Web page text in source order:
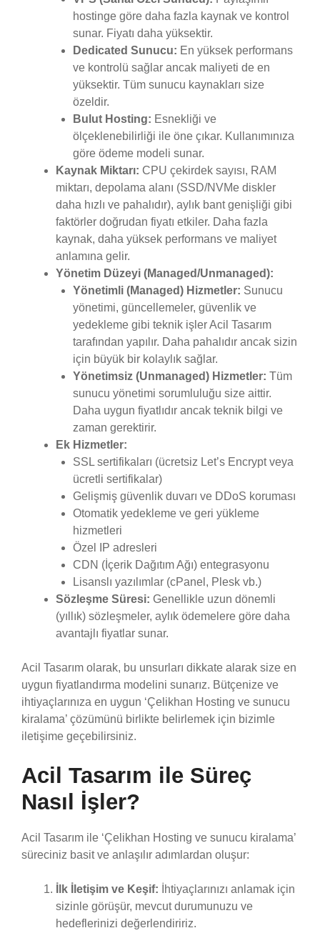
hostinge göre daha fazla kaynak ve kontrol
sunar. Fiyatı daha yüksektir.
Dedicated Sunucu: En yüksek performans
ve kontrolü sağlar ancak maliyeti de en
yüksektir. Tüm sunucu kaynakları size
özeldir.
Bulut Hosting: Esnekliği ve
ölçeklenebilirliği ile öne çıkar. Kullanımınıza
göre ödeme modeli sunar.
Kaynak Miktarı: CPU çekirdek sayısı, RAM
miktarı, depolama alanı (SSD/NVMe diskler
daha hızlı ve pahalıdır), aylık bant genişliği gibi
faktörler doğrudan fiyatı etkiler. Daha fazla
kaynak, daha yüksek performans ve maliyet
anlamına gelir.
Yönetim Düzeyi (Managed/Unmanaged):
Yönetimli (Managed) Hizmetler: Sunucu
yönetimi, güncellemeler, güvenlik ve
yedekleme gibi teknik işler Acil Tasarım
tarafından yapılır. Daha pahalıdır ancak sizin
için büyük bir kolaylık sağlar.
Yönetimsiz (Unmanaged) Hizmetler: Tüm
sunucu yönetimi sorumluluğu size aittir.
Daha uygun fiyatlıdır ancak teknik bilgi ve
zaman gerektirir.
Ek Hizmetler:
SSL sertifikaları (ücretsiz Let’s Encrypt veya
ücretli sertifikalar)
Gelişmiş güvenlik duvarı ve DDoS koruması
Otomatik yedekleme ve geri yükleme
hizmetleri
Özel IP adresleri
CDN (İçerik Dağıtım Ağı) entegrasyonu
Lisanslı yazılımlar (cPanel, Plesk vb.)
Sözleşme Süresi: Genellikle uzun dönemli
(yıllık) sözleşmeler, aylık ödemelere göre daha
avantajlı fiyatlar sunar.
Acil Tasarım olarak, bu unsurları dikkate alarak size en
uygun fiyatlandırma modelini sunarız. Bütçenize ve
ihtiyaçlarınıza en uygun ‘Çelikhan Hosting ve sunucu
kiralama’ çözümünü birlikte belirlemek için bizimle
iletişime geçebilirsiniz.
Acil Tasarım ile Süreç
Nasıl İşler?
Acil Tasarım ile ‘Çelikhan Hosting ve sunucu kiralama’
süreciniz basit ve anlaşılır adımlardan oluşur:
İlk İletişim ve Keşif: İhtiyaçlarınızı anlamak için
sizinle görüşür, mevcut durumunuzu ve
hedeflerinizi değerlendiririz.